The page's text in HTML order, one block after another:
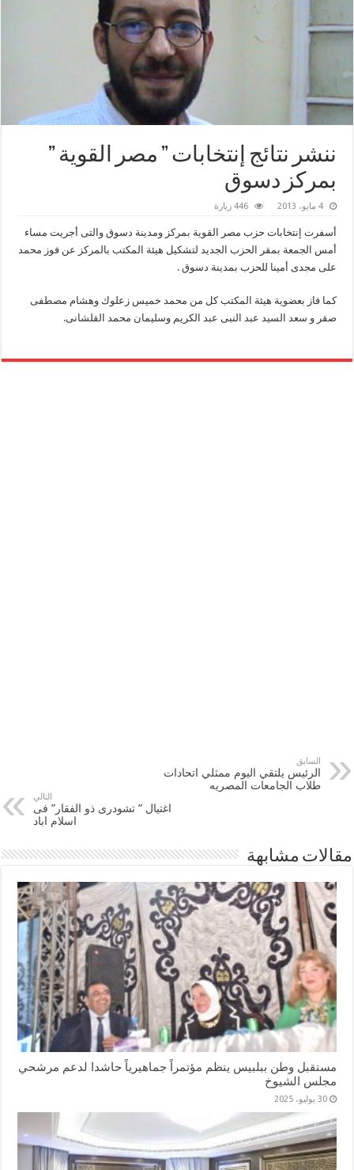
ننشر نتائج إنتخابات ” مصر القوية ”
بمركز دسوق
4 مايو، 2013 446 زيارة
أسفرت إنتخابات حزب مصر القوية بمركز ومدينة دسوق والتى أجريت مساء
أمس الجمعة بمقر الحزب الجديد لتشكيل هيئة المكتب بالمركز عن فوز محمد
على مجدى أمينا للحزب بمدينة دسوق .
كما فاز بعضوية هيئة المكتب كل من محمد خميس زعلوك وهشام مصطفى
صقر و سعد السيد عبد النبى عبد الكريم وسليمان محمد القلشانى.
السابق
الرئيس يلتقي اليوم ممثلي اتحادات
طلاب الجامعات المصريه
التالي
اغتيال ” تشودرى ذو الفقار” فى
اسلام اباد
مقالات مشابهة
مستقبل وطن ببلبيس ينظم مؤتمراً جماهيرياً حاشدا لدعم مرشحي
مجلس الشيوخ
30 يوليو، 2025